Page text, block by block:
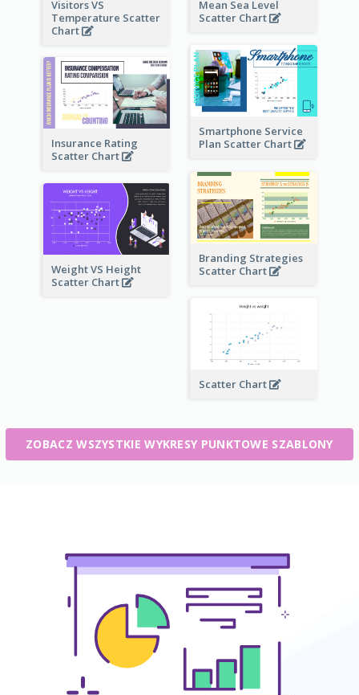
Visitors VS
Temperature Scatter
Chart
Mean Sea Level
Scatter Chart
Smartphone Service
Plan Scatter Chart
Insurance Rating
Scatter Chart
Branding Strategies
Scatter Chart
Weight VS Height
Scatter Chart
Scatter Chart
ZOBACZ WSZYSTKIE WYKRESY PUNKTOWE SZABLONY